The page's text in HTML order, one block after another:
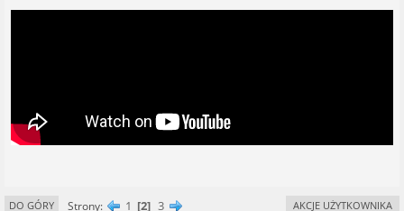
DO GÓRY Strony 1 2 3 AKCJE UŻYTKOWNIKA